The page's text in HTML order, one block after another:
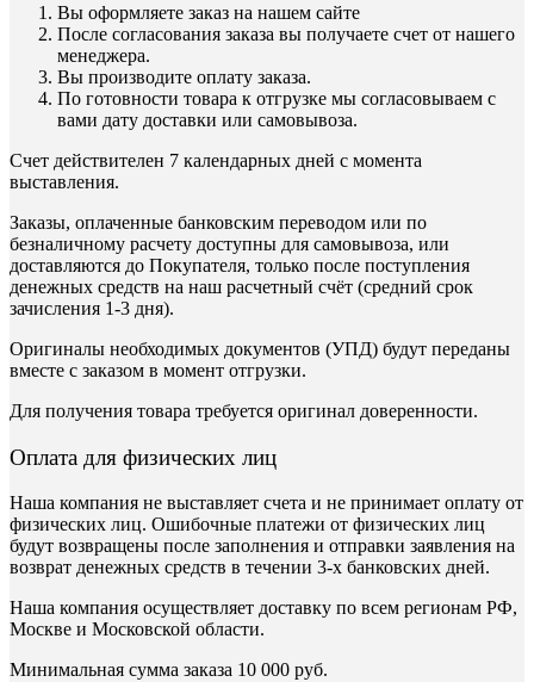
Вы оформляете заказ на нашем сайте
После согласования заказа вы получаете счет от нашего
менеджера.
Вы производите оплату заказа.
По готовности товара к отгрузке мы согласовываем с
вами дату доставки или самовывоза.
Счет действителен 7 календарных дней с момента
выставления.
Заказы, оплаченные банковским переводом или по
безналичному расчету доступны для самовывоза, или
доставляются до Покупателя, только после поступления
денежных средств на наш расчетный счёт (средний срок
зачисления 1-3 дня).
Оригиналы необходимых документов (УПД) будут переданы
вместе с заказом в момент отгрузки.
Для получения товара требуется оригинал доверенности.
Оплата для физических лиц
Наша компания не выставляет счета и не принимает оплату от
физических лиц. Ошибочные платежи от физических лиц
будут возвращены после заполнения и отправки заявления на
возврат денежных средств в течении 3-х банковских дней.
Наша компания осуществляет доставку по всем регионам РФ,
Москве и Московской области.
Минимальная сумма заказа 10 000 руб.